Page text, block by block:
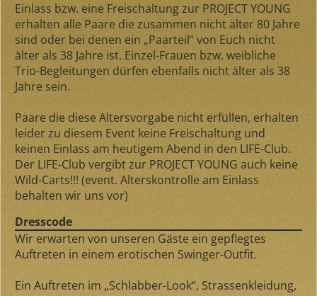
Einlass bzw. eine Freischaltung zur PROJECT YOUNG
erhalten alle Paare die zusammen nicht älter 80 Jahre
sind oder bei denen ein „Paarteil“ von Euch nicht
älter als 38 Jahre ist. Einzel-Frauen bzw. weibliche
Trio-Begleitungen dürfen ebenfalls nicht älter als 38
Jahre sein.
Paare die diese Altersvorgabe nicht erfüllen, erhalten
leider zu diesem Event keine Freischaltung und
keinen Einlass am heutigem Abend in den LIFE-Club.
Der LIFE-Club vergibt zur PROJECT YOUNG auch keine
Wild-Carts!!! (event. Alterskontrolle am Einlass
behalten wir uns vor)
Dresscode
Wir erwarten von unseren Gäste ein gepflegtes
Auftreten in einem erotischen Swinger-Outfit.
Ein Auftreten im „Schlabber-Look“, Strassenkleidung,